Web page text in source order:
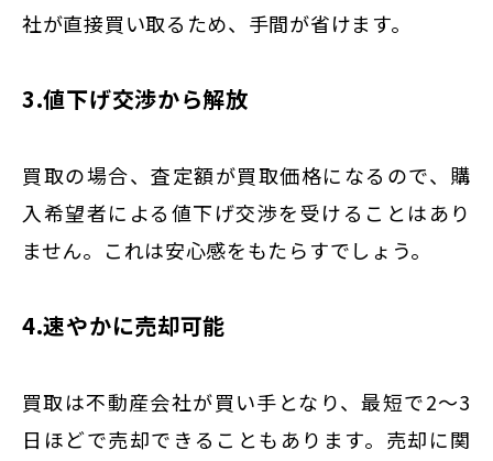
社が直接買い取るため、手間が省けます。
3.値下げ交渉から解放
買取の場合、査定額が買取価格になるので、購
入希望者による値下げ交渉を受けることはあり
ません。これは安心感をもたらすでしょう。
4.速やかに売却可能
買取は不動産会社が買い手となり、最短で2〜3
日ほどで売却できることもあります。売却に関